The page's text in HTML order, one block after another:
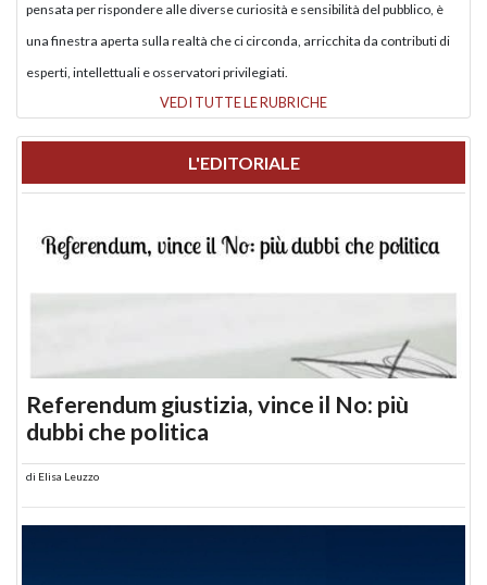
pensata per rispondere alle diverse curiosità e sensibilità del pubblico, è
una finestra aperta sulla realtà che ci circonda, arricchita da contributi di
esperti, intellettuali e osservatori privilegiati.
VEDI TUTTE LE RUBRICHE
L'EDITORIALE
Referendum giustizia, vince il No: più
dubbi che politica
di Elisa Leuzzo